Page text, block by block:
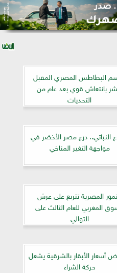
البطاطس المصري المقبل
بانتعاش قوي بعد عام من
التحديات
النباتي.. درع مصر الأخضر في
مواجهة التغير المناخي
المصرية تتربع على عرش
المغربي للعام الثالث على
التوالي
أسعار الأبقار بالشرقية يشعل
حركة الشراء